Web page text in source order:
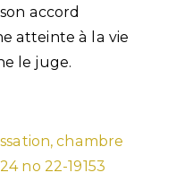
accord
atteinte à la vie
le juge.
chambre
no 22-19153